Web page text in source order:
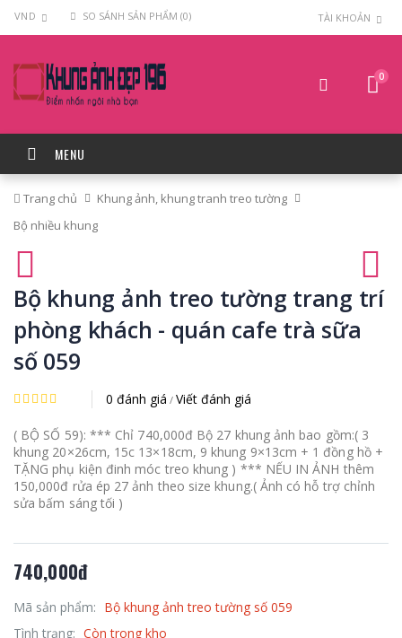
VND SO SÁNH SẢN PHẨM (0) TÀI KHOẢN
0
MENU
Trang chủ
Khung ảnh, khung tranh treo tường
Bộ nhiều khung
Bộ khung ảnh treo tường trang trí
phòng khách - quán cafe trà sữa
số 059
0 đánh giá / Viết đánh giá
( BỘ SỐ 59): *** Chỉ 740,000đ Bộ 27 khung ảnh bao gồm:( 3
khung 20×26cm, 15c 13×18cm, 9 khung 9×13cm + 1 đồng hồ +
TẶNG phụ kiện đinh móc treo khung ) *** NẾU IN ẢNH thêm
150,000đ rửa ép 27 ảnh theo size khung.( Ảnh có hỗ trợ chỉnh
sửa bấm sáng tối )
740,000đ
Mã sản phẩm: Bộ khung ảnh treo tường số 059
Tình trạng: Còn trong kho